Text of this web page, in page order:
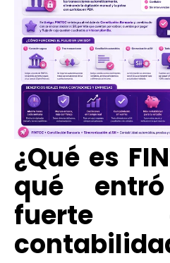
¿Qué es
qué